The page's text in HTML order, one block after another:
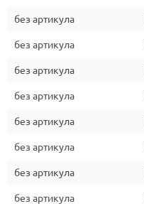
без артикула
без артикула
без артикула
без артикула
без артикула
без артикула
без артикула
без артикула